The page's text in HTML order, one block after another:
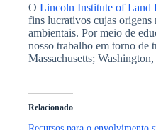
O Lincoln Institute of Land
fins lucrativos cujas origens
ambientais. Por meio de
nosso trabalho em torno de
Massachusetts;
Relacionado